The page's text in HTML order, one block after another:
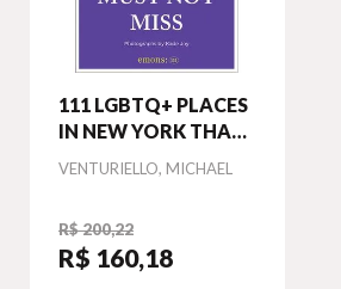
111 LGBTQ+ PLACES
IN NEW YORK THAT
YOU MUST NOT
Autor
VENTURIELLO, MICHAEL
R$ 200,22
R$ 160,18